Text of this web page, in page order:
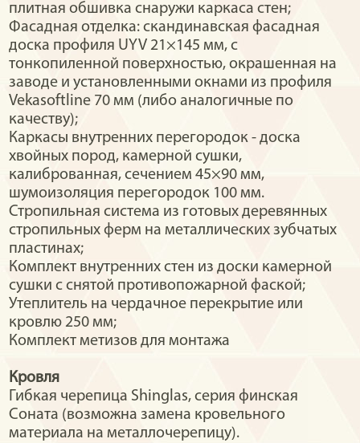
плитная обшивка снаружи каркаса стен;
Фасадная отделка: скандинавская фасадная
доска профиля UYV 21×145 мм, с
тонкопиленной поверхностью, окрашенная на
заводе и установленными окнами из профиля
Vekasoftline 70 мм (либо аналогичные по
качеству);
Каркасы внутренних перегородок - доска
хвойных пород, камерной сушки,
калиброванная, сечением 45×90 мм,
шумоизоляция перегородок 100 мм.
Стропильная система из готовых деревянных
стропильных ферм на металлических зубчатых
пластинах;
Комплект внутренних стен из доски камерной
сушки с снятой противопожарной фаской;
Утеплитель на чердачное перекрытие или
кровлю 250 мм;
Комплект метизов для монтажа
Кровля
Гибкая черепица Shinglas, серия финская
Соната (возможна замена кровельного
материала на металлочерепицу).